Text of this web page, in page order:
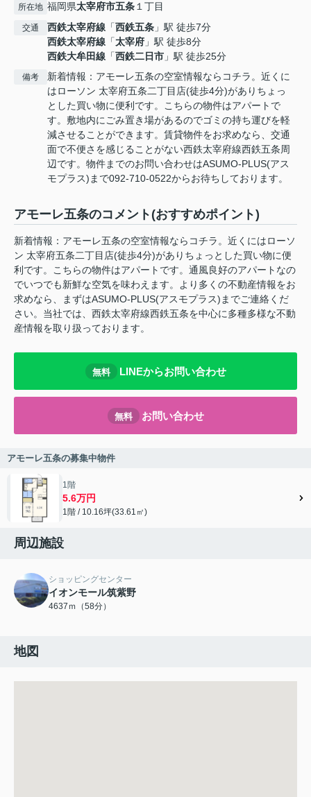
所在地 福岡県太宰府市五条１丁目
交通 西鉄太宰府線 「西鉄五条 」駅 徒歩7分
西鉄太宰府線 「太宰府 」駅 徒歩8分
西鉄大牟田線 「西鉄二日市 」駅 徒歩25分
備考
新着情報：アモーレ五条の空室情報ならコチラ。近くに
はローソン 太宰府五条二丁目店(徒歩4分)がありちょっ
とした買い物に便利です。こちらの物件はアパートで
す。敷地内にごみ置き場があるのでゴミの持ち運びを軽
減させることができます。賃貸物件をお求めなら、交通
面で不便さを感じることがない西鉄太宰府線西鉄五条周
辺です。物件までのお問い合わせはASUMO-PLUS(アス
モプラス)まで092-710-0522からお待ちしております。
アモーレ五条のコメント(おすすめポイント)
新着情報：アモーレ五条の空室情報ならコチラ。近くにはローソ
ン 太宰府五条二丁目店(徒歩4分)がありちょっとした買い物に便
利です。こちらの物件はアパートです。通風良好のアパートなの
でいつでも新鮮な空気を味わえます。より多くの不動産情報をお
求めなら、まずはASUMO-PLUS(アスモプラス)までご連絡くだ
さい。当社では、西鉄太宰府線西鉄五条を中心に多種多様な不動
産情報を取り扱っております。
無料 LINEからお問い合わせ
無料 お問い合わせ
アモーレ五条の募集中物件
1階
5.6万円
1階 / 10.16坪(33.61㎡)
周辺施設
ショッピングセンター
イオンモール筑紫野
4637ｍ（58分）
地図